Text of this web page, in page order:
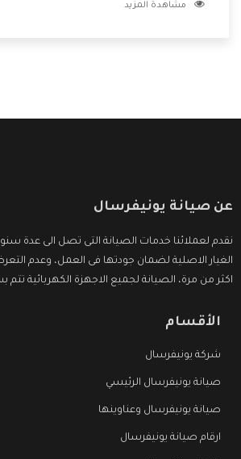
وتقدم للعملاء أقوى العروض والخصومات
مشاهدة المزيد
عن صيانة يونيفرسال
نقدم لعملائنا خدمات الصيانة التى تصل الى عدة
الغيار الاصلية لضمان جودتها فى العمل، وعدم
اكثر من مرة، الصيانة لجميع الاجهزة الكهربائية
الأقسام
شركة يونيفرسال
صيانة يونيفرسال الرئيسي
صيانة يونيفرسال وعناوينها
ارقام صيانة يونيفرسال